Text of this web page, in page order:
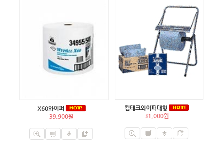
X60와이퍼
39,900원
킴테크와이퍼대형
31,000원